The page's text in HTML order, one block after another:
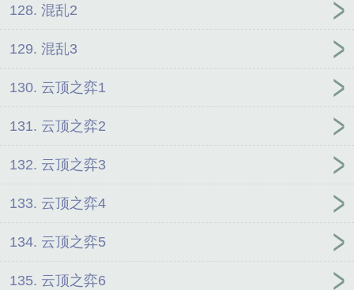
128. 混乱2
129. 混乱3
130. 云顶之弈1
131. 云顶之弈2
132. 云顶之弈3
133. 云顶之弈4
134. 云顶之弈5
135. 云顶之弈6